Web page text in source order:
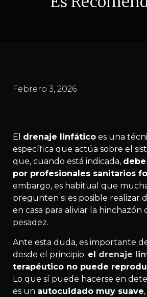
Febrero 3, 2026
El drenaje linfático es una
específica que actúa sobre el
que, cuando está indicada,
por profesionales sanitarios
embargo, es habitual que
pregunten si es posible realizar
en casa para aliviar la hinchazón
pesadez.
Ante esta duda, es importante
desde el principio: el drenaje
terapéutico no puede
Lo que sí puede hacerse en
es un autocuidado muy suave